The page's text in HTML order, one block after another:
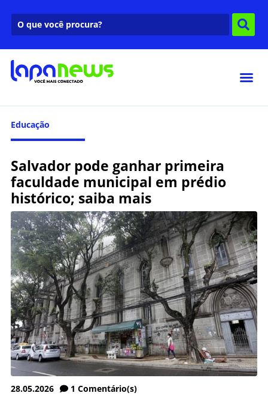
Educação
Salvador pode ganhar primeira
faculdade municipal em prédio
histórico; saiba mais
28.05.2026 1 Comentário(s)